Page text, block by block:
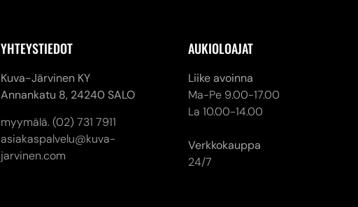
YHTEYSTIEDOT
Kuva-Järvinen KY
Annankatu 8, 24240 SALO
myymälä. (02) 731 7911
asiakaspalvelu@kuva-
jarvinen.com
AUKIOLOAJAT
Liike avoinna
Ma-Pe 9.00-17.00
La 10.00-14.00
Verkkokauppa
24/7